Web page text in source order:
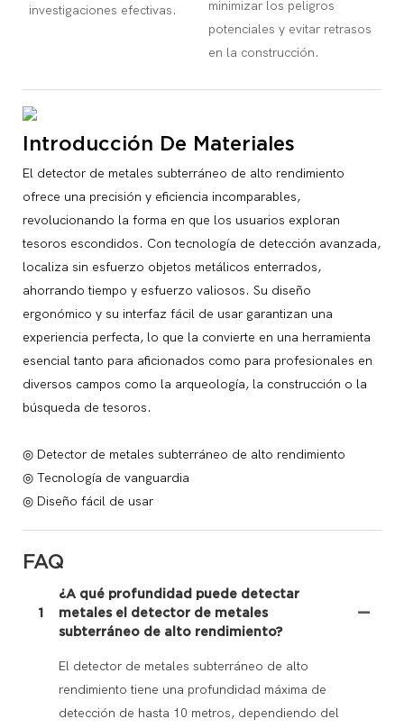
investigaciones efectivas.
minimizar los peligros
potenciales y evitar retrasos
en la construcción.
Introducción De Materiales
El detector de metales subterráneo de alto rendimiento
ofrece una precisión y eficiencia incomparables,
revolucionando la forma en que los usuarios exploran
tesoros escondidos. Con tecnología de detección avanzada,
localiza sin esfuerzo objetos metálicos enterrados,
ahorrando tiempo y esfuerzo valiosos. Su diseño
ergonómico y su interfaz fácil de usar garantizan una
experiencia perfecta, lo que la convierte en una herramienta
esencial tanto para aficionados como para profesionales en
diversos campos como la arqueología, la construcción o la
búsqueda de tesoros.
◎ Detector de metales subterráneo de alto rendimiento
◎ Tecnología de vanguardia
◎ Diseño fácil de usar
FAQ
1
¿A qué profundidad puede detectar
metales el detector de metales
subterráneo de alto rendimiento?
El detector de metales subterráneo de alto
rendimiento tiene una profundidad máxima de
detección de hasta 10 metros, dependiendo del